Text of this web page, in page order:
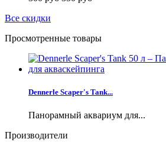
Все скидки
Просмотренные товары
Dennerle Scaper's Tank...
Панорамный аквариум для...
Производители